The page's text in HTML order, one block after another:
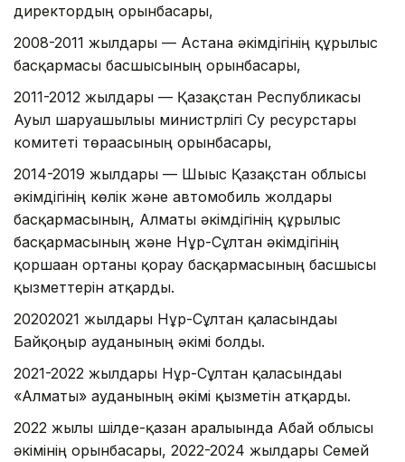
директордың орынбасары,
2008-2011 жылдары — Астана әкімдігінің құрылыс
басқармасы басшысының орынбасары,
2011-2012 жылдары — Қазақстан Республикасы
Ауыл шаруашылығы министрлігі Су ресурстары
комитеті төрағасының орынбасары,
2014-2019 жылдары — Шығыс Қазақстан облысы
әкімдігінің көлік және автомобиль жолдары
басқармасының, Алматы әкімдігінің құрылыс
басқармасының және Нұр-Сұлтан әкімдігінің
қоршаған ортаны қорғау басқармасының басшысы
қызметтерін атқарды.
20202021 жылдары Нұр-Сұлтан қаласындағы
Байқоңыр ауданының әкімі болды.
2021-2022 жылдары Нұр-Сұлтан қаласындағы
«Алматы» ауданының әкімі қызметін атқарды.
2022 жылғы шілде-қазан аралығында Абай облысы
әкімінің орынбасары, 2022-2024 жылдары Семей